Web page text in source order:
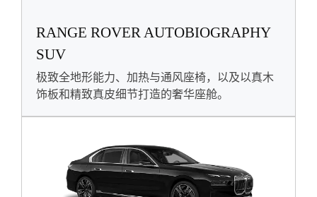
RANGE ROVER AUTOBIOGRAPHY
SUV
极致全地形能力、加热与通风座椅，以及以真木
饰板和精致真皮细节打造的奢华座舱。